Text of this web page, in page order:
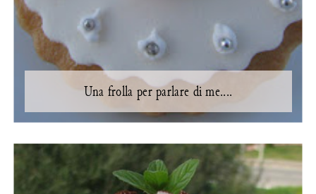
Una frolla per parlare di me....